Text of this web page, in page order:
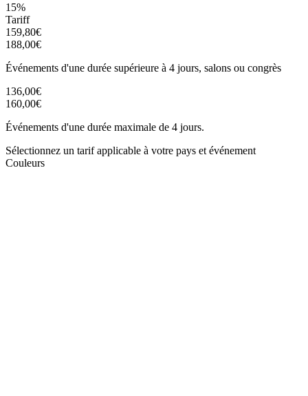
15%
Tariff
159,80€
188,00€
Événements d'une durée supérieure à 4 jours, salons ou congrès
136,00€
160,00€
Événements d'une durée maximale de 4 jours.
Sélectionnez un tarif applicable à votre pays et événement
Couleurs